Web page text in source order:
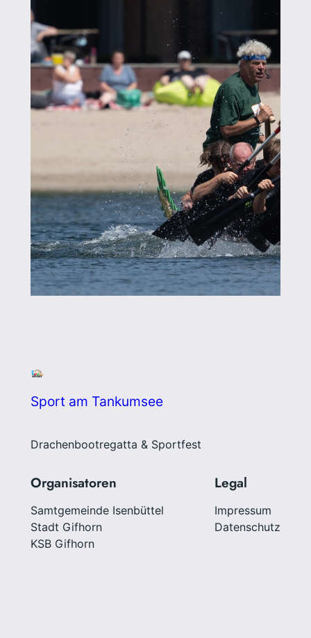
Sport am Tankumsee
Drachenbootregatta & Sportfest
Organisatoren
Samtgemeinde Isenbüttel
Stadt Gifhorn
KSB Gifhorn
Legal
Impressum
Datenschutz